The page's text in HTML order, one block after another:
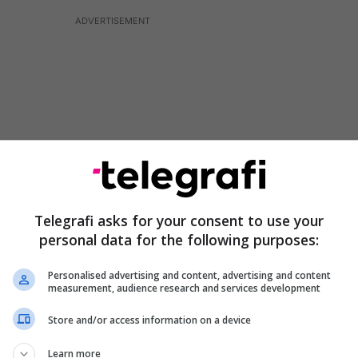
të shmangin ushtrimet e rënda fizike ose
të thella 48 orë para skanimit PET-CT
ose ushqime të ëmbla 24 orë më parë
ushqim e pije, përveç ujit dhe barnave, gjashtë
Telegrafi asks for your consent to use your
personal data for the following purposes:
Personalised advertising and content, advertising and content
measurement, audience research and services development
Store and/or access information on a device
Learn more